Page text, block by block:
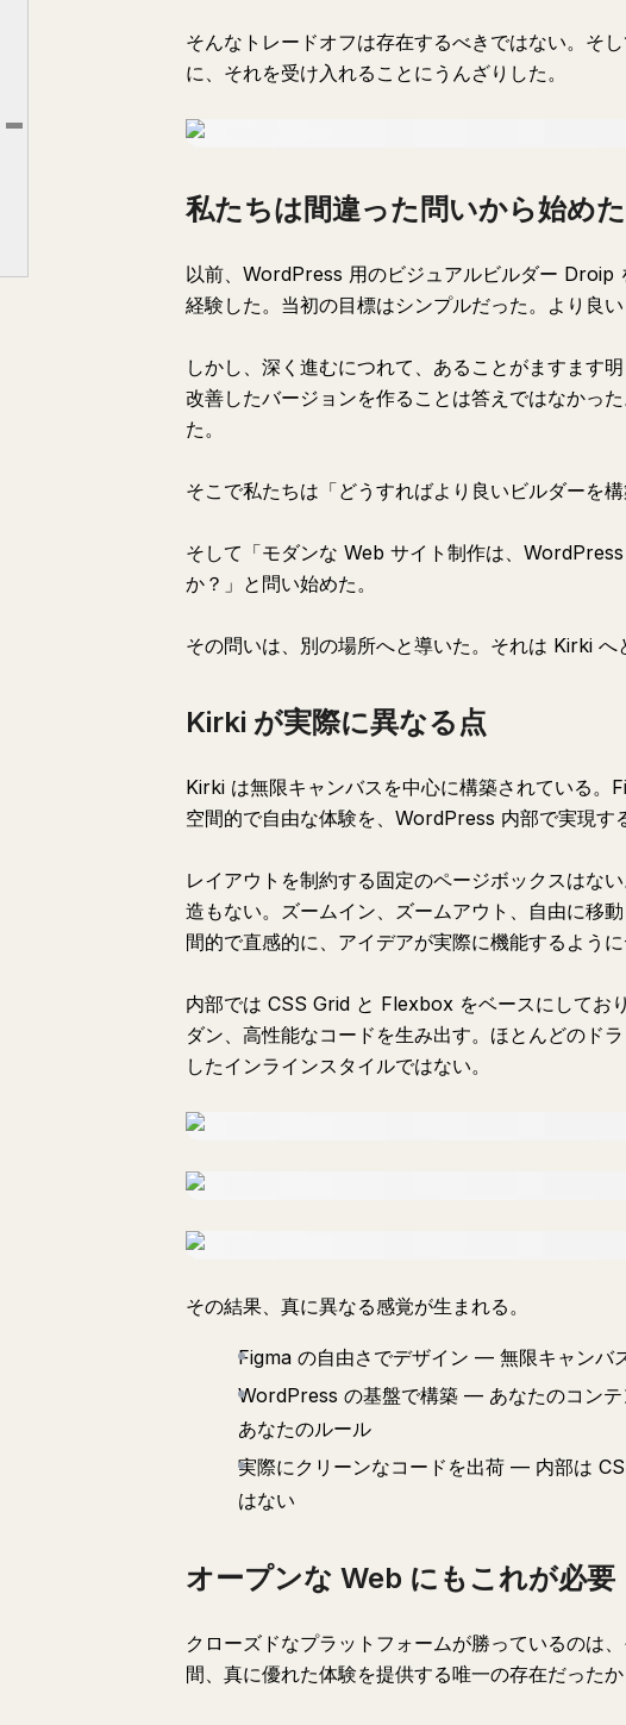
私たちは間違った問いから始めた
オープンな Web にもこれが必要
そんなトレードオフは存在するべきではない。そ
に、それを受け入れることにうんざりした。
私たちは間違った問いから始めた
以前、WordPress 用のビジュアルビルダー Droip
経験した。当初の目標はシンプルだった。より良い
しかし、深く進むにつれて、あることがますます
改善したバージョンを作ることは答えではなかっ
た。
そこで私たちは「どうすればより良いビルダーを
そして「モダンな Web サイト制作は、
か？」と問い始めた。
その問いは、別の場所へと導いた。それは Kirki へ
Kirki が実際に異なる点
Kirki は無限キャンバスを中心に構築されている。
空間的で自由な体験を、WordPress 内部で実現す
レイアウトを制約する固定のページボックスはな
造もない。ズームイン、ズームアウト、自由に移
間的で直感的に、アイデアが実際に機能するように
内部では CSS Grid と Flexbox をベースにしてお
ダン、高性能なコードを生み出す。ほとんどのド
したインラインスタイルではない。
その結果、真に異なる感覚が生まれる。
Figma の自由さでデザイン — 無限キャンバ
WordPress の基盤で構築 — あなたのコンテ
あなたのルール
実際にクリーンなコードを出荷 — 内部は
はない
オープンな Web にもこれが必要
クローズドなプラットフォームが勝っているのは
間、真に優れた体験を提供する唯一の存在だった